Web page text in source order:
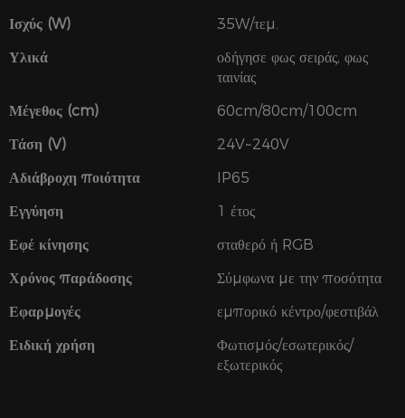
Ισχύς (W)
35W/τεμ.
Υλικά
οδήγησε φως σειράς, φως
ταινίας
Μέγεθος (cm)
60cm/80cm/100cm
Τάση (V)
24V~240V
Αδιάβροχη ποιότητα
IP65
Εγγύηση
1 έτος
Εφέ κίνησης
σταθερό ή RGB
Χρόνος παράδοσης
Σύμφωνα με την ποσότητα
Εφαρμογές
εμπορικό κέντρο/φεστιβάλ
Ειδική χρήση
Φωτισμός/εσωτερικός/
εξωτερικός